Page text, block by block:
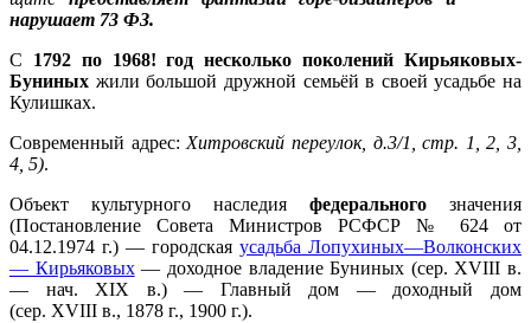
нарушает 73 ФЗ.
C 1792 по 1968! год несколько поколений Кирьяковых-
Буниных жили большой дружной семьёй в своей усадьбе на
Кулишках.
Современный адрес: Хитровский переулок, д.3/1, стр. 1, 2, 3,
4, 5).
Объект культурного наследия федерального значения
(Постановление Совета Министров РСФСР № 624 от
04.12.1974 г.) — городская усадьба Лопухиных—Волконских
— Кирьяковых— доходное владение Буниных (сер. XVIII в.
— нач. XIX в.) — Главный дом — доходный дом
(сер. XVIII в., 1878 г., 1900 г.).